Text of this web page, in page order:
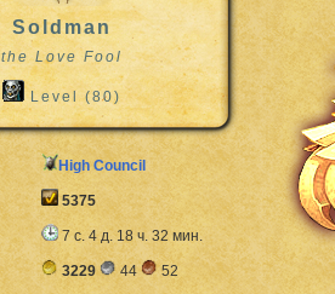
Soldman
the Love Fool
Level (80)
High Council
5375
7 с. 4 д. 18 ч. 32 мин.
3229 44
52